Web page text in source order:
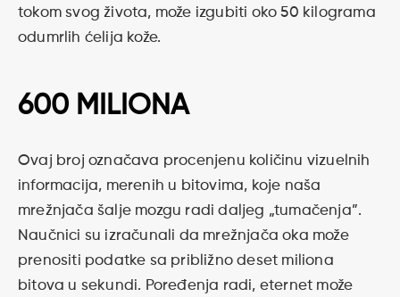
tokom svog života, može izgubiti oko 50 kilograma
odumrlih ćelija kože.
600 MILIONA
Ovaj broj označava procenjenu količinu vizuelnih
informacija, merenih u bitovima, koje naša
mrežnjača šalje mozgu radi daljeg „tumačenja”.
Naučnici su izračunali da mrežnjača oka može
prenositi podatke sa približno deset miliona
bitova u sekundi. Poređenja radi, eternet može